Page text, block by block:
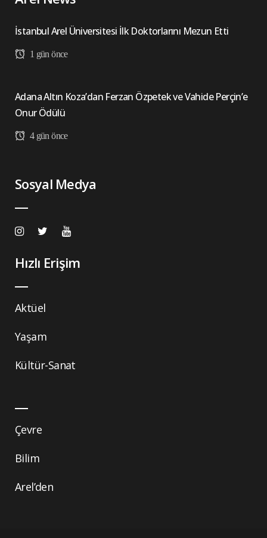
İstanbul Arel Üniversitesi İlk Doktorlarını Mezun Etti
1 gün önce
Adana Altın Koza’dan Ferzan Özpetek ve Vahide Perçin’e
Onur Ödülü
4 gün önce
Sosyal Medya
Hızlı Erişim
Aktüel
Yaşam
Kültür-Sanat
Çevre
Bilim
Arel’den